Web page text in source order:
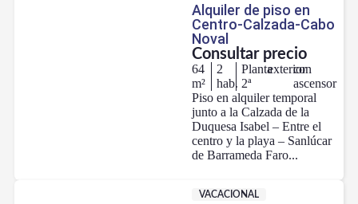
Alquiler de piso en
Centro-Calzada-Cabo
Noval
Consultar precio
64
m²
2
hab.
Planta
2ª
exterior
con
ascensor
Piso en alquiler temporal
junto a la Calzada de la
Duquesa Isabel – Entre el
centro y la playa – Sanlúcar
de Barrameda Faro...
VACACIONAL